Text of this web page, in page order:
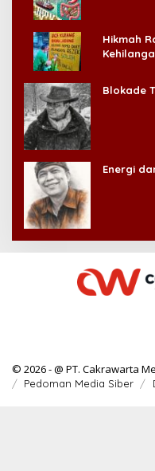
Hikmah
Blokade
Energi
© 2026 - @ PT. Cakrawarta
Pedoman Media Siber